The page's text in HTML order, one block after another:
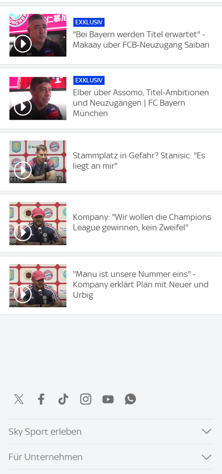
EXKLUSIV
''Bei Bayern werden Titel erwartet'' -
Makaay über FCB-Neuzugang Saibari
EXKLUSIV
Elber über Assomo, Titel-Ambitionen
und Neuzugängen | FC Bayern
München
Stammplatz in Gefahr? Stanisic: ''Es
liegt an mir''
Kompany: ''Wir wollen die Champions
League gewinnen, kein Zweifel''
''Manu ist unsere Nummer eins'' -
Kompany erklärt Plan mit Neuer und
Urbig
Sky Sport erleben
Für Unternehmen